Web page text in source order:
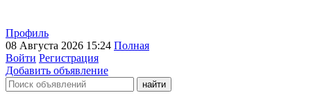
Профиль
08 Августа 2026 15:24 Полная
Войти Регистрация
Добавить объявление